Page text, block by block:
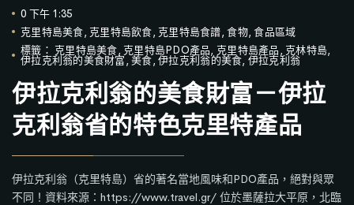
0 下午 1:35
克里特島美食, 克里特島飲食, 克里特島食譜,食物,食品區域
標籤： 克里特島美食, 克里特島PDO產品, 克里特島產品, 克林特島,
伊拉克利翁的美食財富,美食,伊拉克利翁的美食, 伊拉克利翁
伊拉克利翁的美食財富－伊拉
克利翁省的特色克里特產品
伊拉克利翁（克里特島）省的著名當地風味和PDO產品，絕對與眾
不同！資料來源：https://www.travel.gr/ 位於墨薩拉大平原，北臨